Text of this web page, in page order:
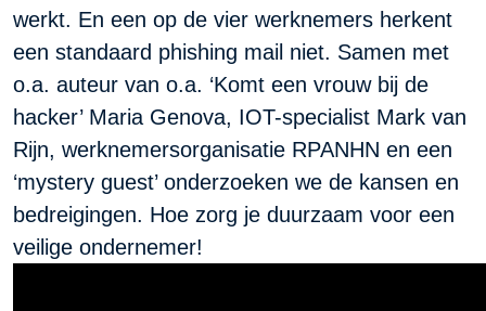
werkt. En een op de vier werknemers herkent
een standaard phishing mail niet. Samen met
o.a. auteur van o.a. ‘Komt een vrouw bij de
hacker’ Maria Genova, IOT-specialist Mark van
Rijn, werknemersorganisatie RPANHN en een
‘mystery guest’ onderzoeken we de kansen en
bedreigingen. Hoe zorg je duurzaam voor een
veilige ondernemer!